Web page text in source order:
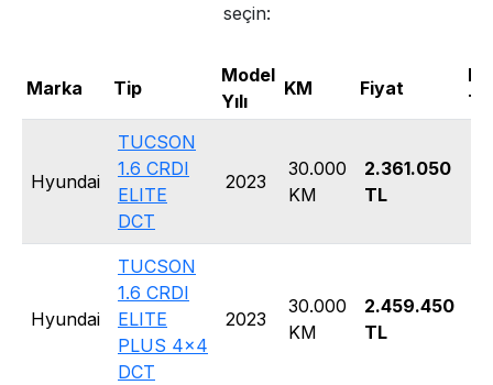
seçin:
Marka Tip
Model
Yılı
KM Fiyat
Hyundai
TUCSON
1.6 CRDI
ELITE
DCT
2023
30.000
KM
2.361.050
TL
Hyundai
TUCSON
1.6 CRDI
ELITE
PLUS 4x4
DCT
2023
30.000
KM
2.459.450
TL